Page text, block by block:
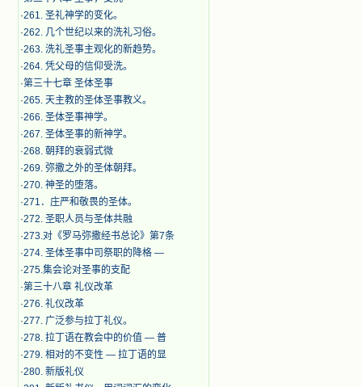
·261. 圣礼神学的变化。
·262. 几个世纪以来的洗礼习俗。
·263. 洗礼圣事主观化的新趋势。
·264. 凭父母的信仰受洗。
·第三十七章 圣体圣事
·265. 天主教的圣体圣事教义。
·266. 圣体圣事神学。
·267. 圣体圣事的新神学。
·268. 朝拜的衰弱式微
·269. 弥撒之外的圣体朝拜。
·270. 神圣的堕落。
·271．庄严和敬畏的圣体。
·272. 圣职人员与圣体共融
·273.对《罗马弥撒经书总论》第7条
·274. 圣体圣事中司祭职的降格 —
·275.集会论对圣事的支配
·第三十八章 礼仪改革
·276. 礼仪改革
·277. 广泛参与拉丁礼仪。
·278. 拉丁语在教会中的价值 — 普
·279. 相对的不变性 — 拉丁语的显
·280. 新版礼仪